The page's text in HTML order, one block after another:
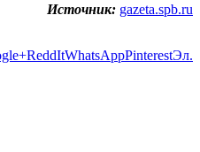
Источник: gazeta.spb.ru
ReddItWhatsAppPinterestЭл.